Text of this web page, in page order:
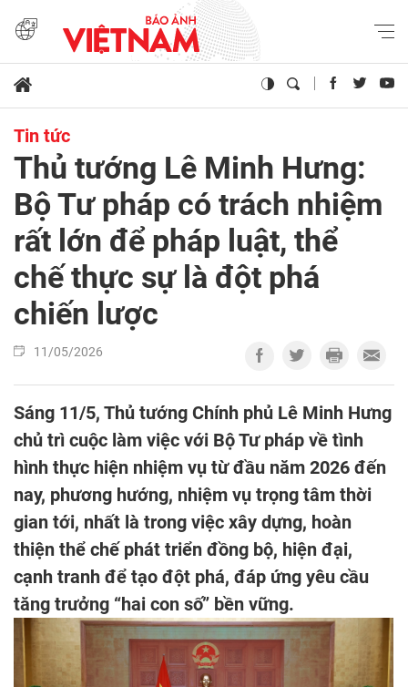
Tin tức
Thủ tướng Lê Minh Hưng:
Bộ Tư pháp có trách nhiệm
rất lớn để pháp luật, thể
chế thực sự là đột phá
chiến lược
11/05/2026
Sáng 11/5, Thủ tướng Chính phủ Lê Minh Hưng
chủ trì cuộc làm việc với Bộ Tư pháp về tình
hình thực hiện nhiệm vụ từ đầu năm 2026 đến
nay, phương hướng, nhiệm vụ trọng tâm thời
gian tới, nhất là trong việc xây dựng, hoàn
thiện thể chế phát triển đồng bộ, hiện đại,
cạnh tranh để tạo đột phá, đáp ứng yêu cầu
tăng trưởng “hai con số” bền vững.